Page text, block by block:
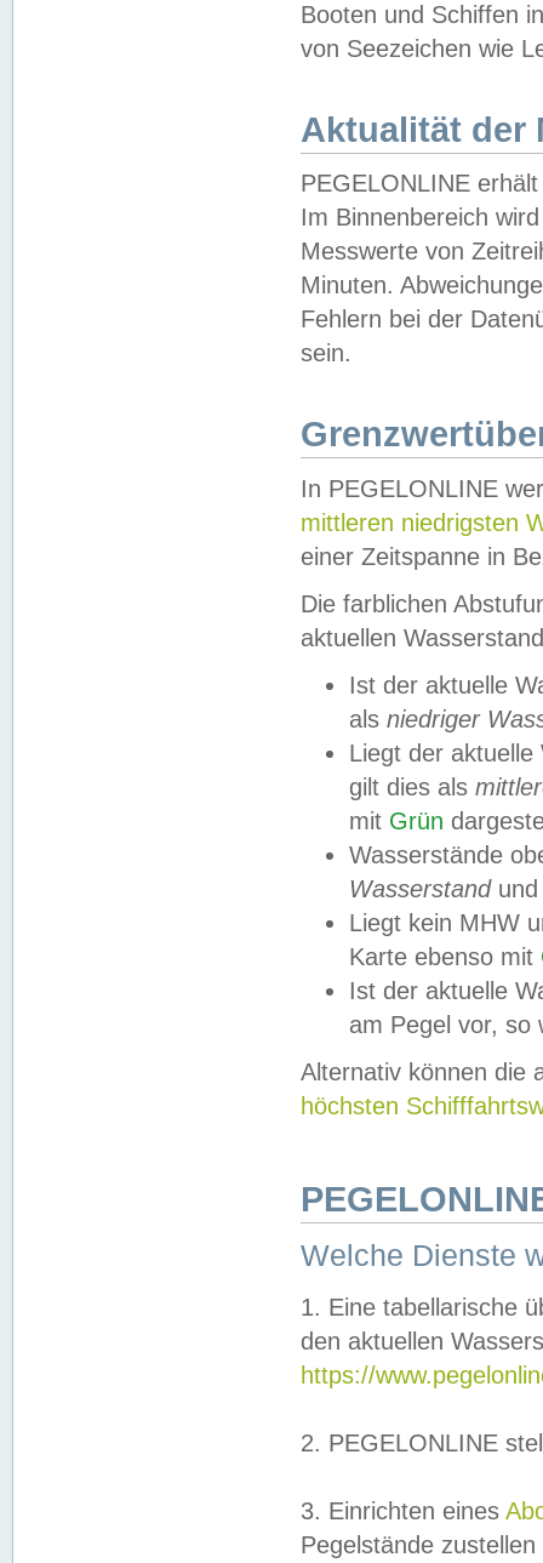
Booten und Schiffen
von Seezeichen wie
Aktualität der
PEGELONLINE
Im Binnenbereich
Messwerte von
Minuten.
Fehlern bei der
sein.
In PEGELONLINE
mittleren niedrigsten
einer Zeitspanne in
Die farblichen
aktuellen
Ist der aktuelle
als niedriger
Liegt der
gilt dies als
mit Grün
Wasserstände
Wasserstandund
Liegt kein MHW
Karte ebenso mit
Ist der aktuelle
am Pegel vor,
Alternativ können die
höchsten
Welche Dienste
1. Eine tabellarische
den aktuellen
https://
2. PEGELONLINE
3. Einrichten eines
Pegelstände